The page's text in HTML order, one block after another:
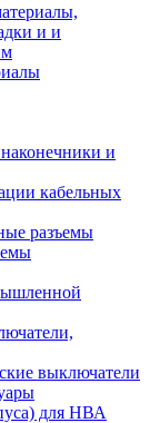
и и
и
кабельных
разъемы
выключатели
для НВА